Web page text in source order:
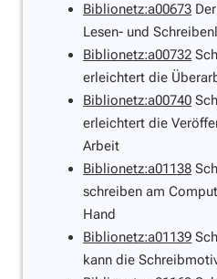
Biblionetz:a00673
Lesen- und
Biblionetz:a00732
erleichtert die
Biblionetz:a00740
erleichtert die
Arbeit
Biblionetz:a01138
schreiben am
Hand
Biblionetz:a01139
kann die